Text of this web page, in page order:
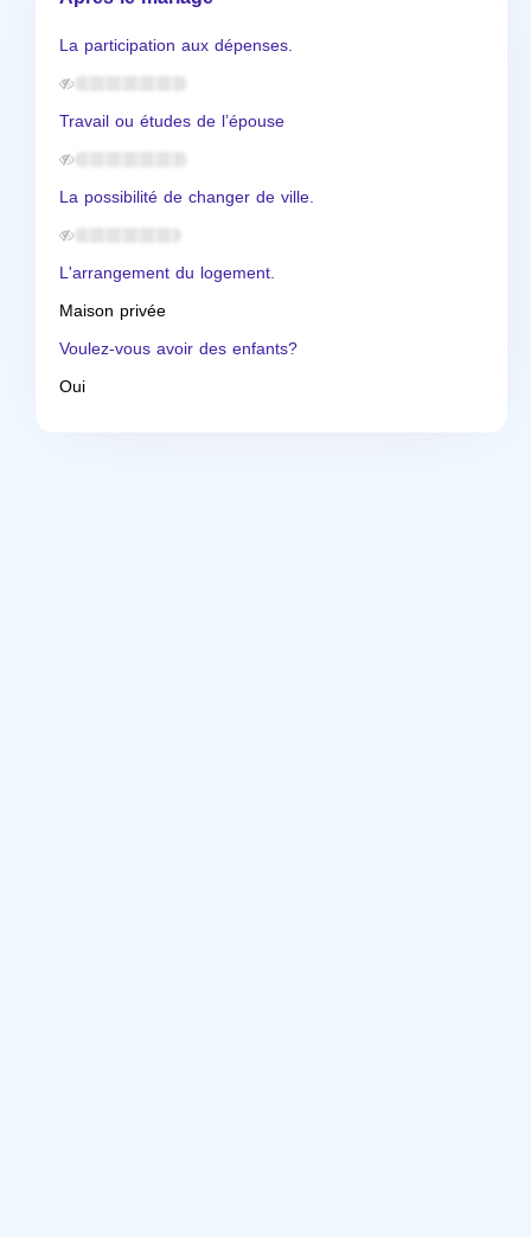
La participation aux dépenses.
Travail ou études de l’épouse
La possibilité de changer de ville.
L'arrangement du logement.
Maison privée
Voulez-vous avoir des enfants?
Oui